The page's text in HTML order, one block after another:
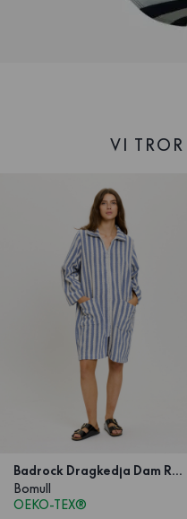
VI
Badrock Dragkedja Dam Rand
Bomull
OEKO-TEX®